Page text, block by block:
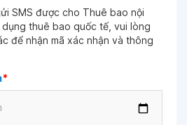
SMS được cho Thuê bao nội
thuê bao quốc tế, vui lòng
để nhận mã xác nhận và thông
*